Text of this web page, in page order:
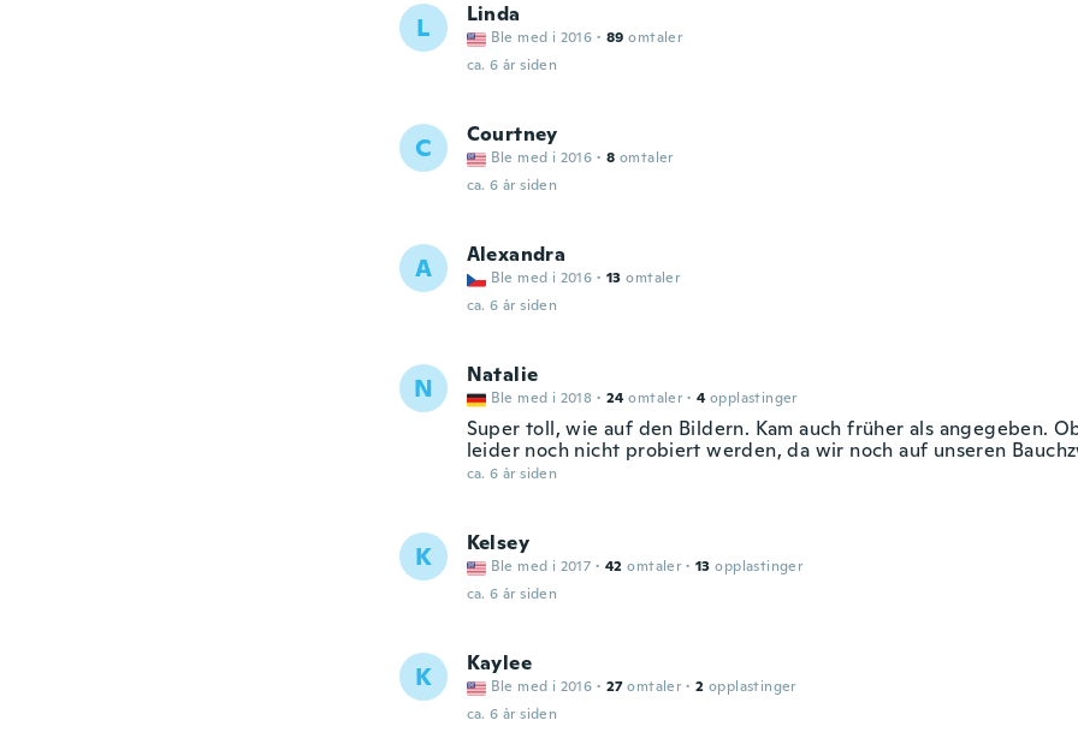
L Linda
Ble med i 2016 · 89 omtaler
ca. 6 år siden
C Courtney
Ble med i 2016 · 8 omtaler
ca. 6 år siden
A Alexandra
Ble med i 2016 · 13 omtaler
ca. 6 år siden
N Natalie
Ble med i 2018 · 24 omtaler · 4 opplastinger
Super toll, wie auf den Bildern. Kam auch früher als angegeben.
leider noch nicht probiert werden, da wir noch auf unseren
ca. 6 år siden
K Kelsey
Ble med i 2017 · 42 omtaler · 13 opplastinger
ca. 6 år siden
K Kaylee
Ble med i 2016 · 27 omtaler · 2 opplastinger
ca. 6 år siden